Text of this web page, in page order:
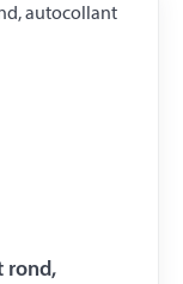
rond,